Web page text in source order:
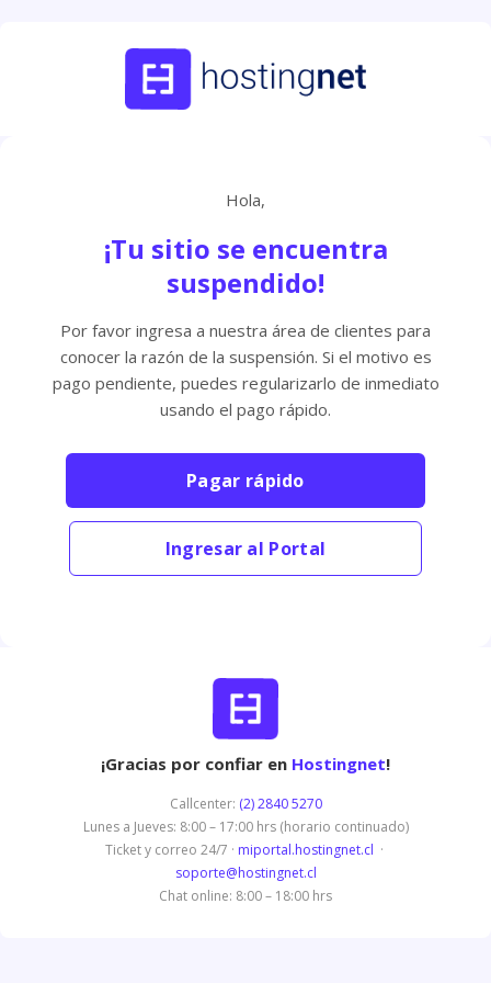
Hola,
¡Tu sitio se encuentra
suspendido!
Por favor ingresa a nuestra área de clientes para
conocer la razón de la suspensión. Si el motivo es
pago pendiente, puedes regularizarlo de inmediato
usando el pago rápido.
Pagar rápido
Ingresar al Portal
¡Gracias por confiar en Hostingnet!
Callcenter: (2) 2840 5270
Lunes a Jueves: 8:00 – 17:00 hrs (horario continuado)
Ticket y correo 24/7 · miportal.hostingnet.cl ·
soporte@hostingnet.cl
Chat online: 8:00 – 18:00 hrs